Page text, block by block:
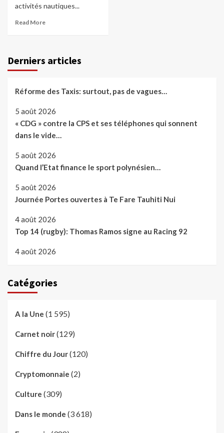
activités nautiques...
Read More
Derniers articles
Réforme des Taxis: surtout, pas de vagues…
5 août 2026
« CDG » contre la CPS et ses téléphones qui sonnent
dans le vide…
5 août 2026
Quand l’Etat finance le sport polynésien…
5 août 2026
Journée Portes ouvertes à Te Fare Tauhiti Nui
4 août 2026
Top 14 (rugby): Thomas Ramos signe au Racing 92
4 août 2026
Catégories
A la Une (1 595)
Carnet noir(129)
Chiffre du Jour(120)
Cryptomonnaie (2)
Culture (309)
Dans le monde (3 618)